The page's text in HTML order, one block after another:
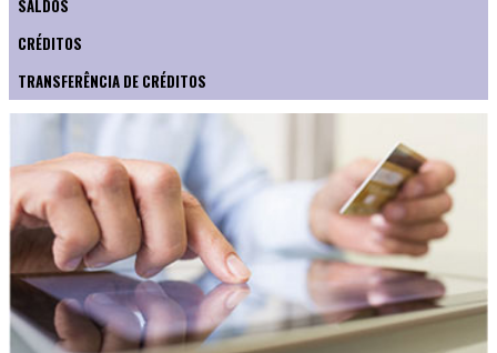
SALDOS
CRÉDITOS
TRANSFERÊNCIA DE CRÉDITOS